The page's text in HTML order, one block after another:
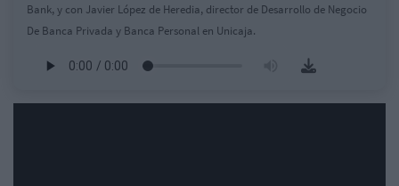
Bank, y con Javier López de Heredia, director de Desarrollo de Negocio
De Banca Privada y Banca Personal en Unicaja.